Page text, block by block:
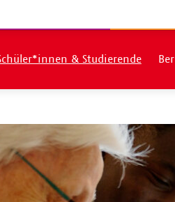
& Studierende